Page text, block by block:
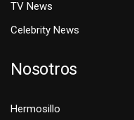
TV News
Celebrity News
Nosotros
Hermosillo